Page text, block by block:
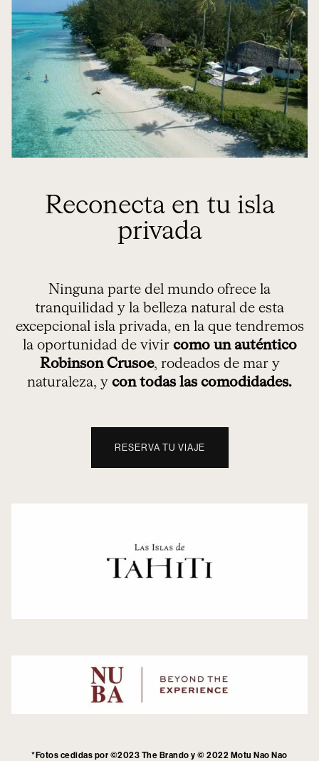
Reconecta en tu isla
privada
Ninguna parte del mundo ofrece la
tranquilidad y la belleza natural de esta
excepcional isla privada, en la que tendremos
la oportunidad de vivir como un auténtico
Robinson Crusoe, rodeados de mar y
naturaleza, y con todas las comodidades.
RESERVA TU VIAJE
*Fotos cedidas por ©2023 The Brando y © 2022 Motu Nao Nao